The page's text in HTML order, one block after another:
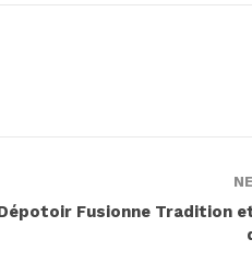
Fusionne Tradition